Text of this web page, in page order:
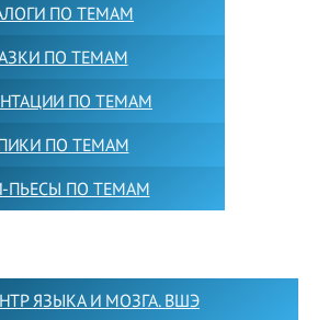
ПО ТЕМАМ
ПО ТЕМАМ
ПО ТЕМАМ
ПО ТЕМАМ
ПЬЕСЫ ПО ТЕМАМ
ЯЗЫКА И МОЗГА. ВШЭ